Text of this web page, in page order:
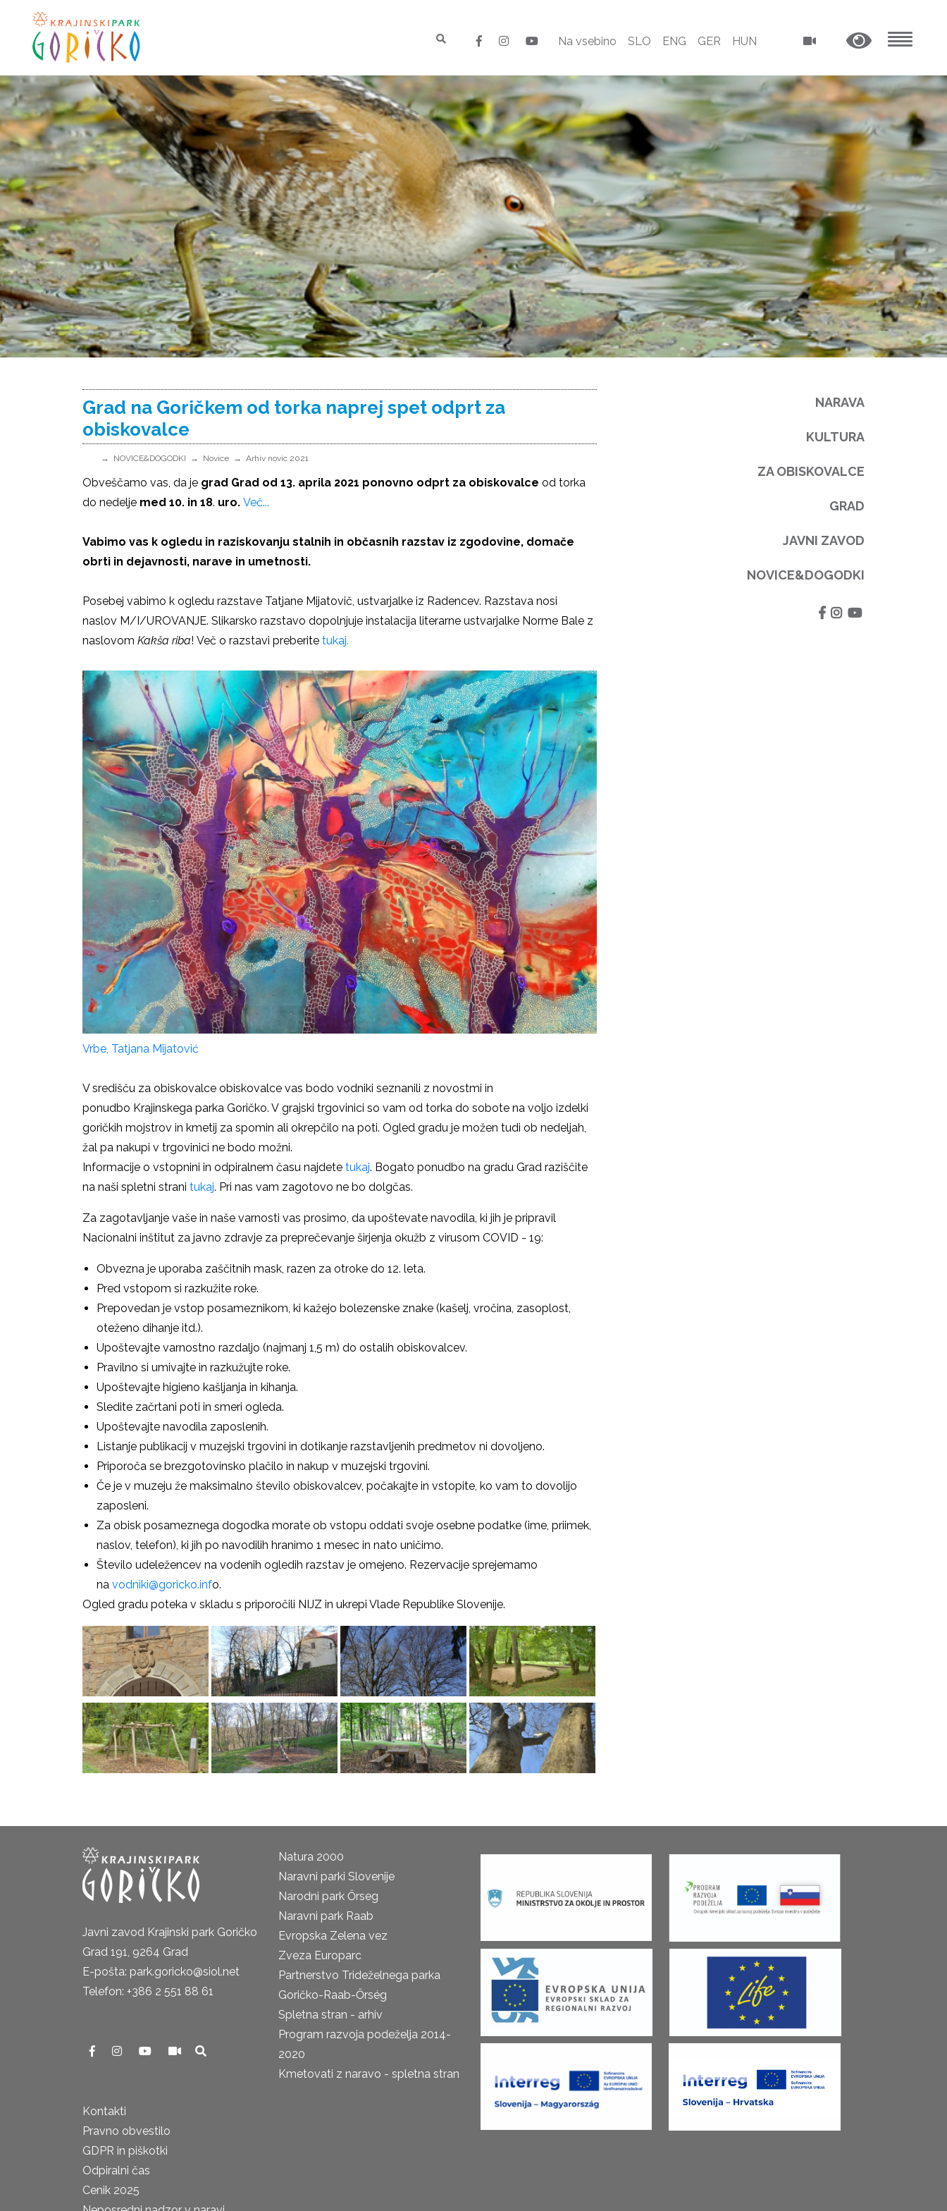
Na vsebino SLO ENG GER HUN
Grad na Goričkem od torka naprej spet odprt za
obiskovalce
NOVICE&DOGODKI Novice Arhiv novic 2021
Obveščamo vas, da je grad Grad od 13. aprila 2021 ponovno odprt za obiskovalce od torka
do nedelje med 10. in 18. uro. Več...
Vabimo vas k ogledu in raziskovanju stalnih in občasnih razstav iz zgodovine, domače
obrti in dejavnosti, narave in umetnosti.
Posebej vabimo k ogledu razstave Tatjane Mijatovič, ustvarjalke iz Radencev. Razstava nosi
naslov M/I/UROVANJE. Slikarsko razstavo dopolnjuje instalacija literarne ustvarjalke Norme Bale z
naslovom Kakša riba! Več o razstavi preberite tukaj.
Vrbe, Tatjana Mijatović
V središču za obiskovalce obiskovalce vas bodo vodniki seznanili z novostmi in
ponudbo Krajinskega parka Goričko. V grajski trgovinici so vam od torka do sobote na voljo izdelki
goričkih mojstrov in kmetij za spomin ali okrepčilo na poti. Ogled gradu je možen tudi ob nedeljah,
žal pa nakupi v trgovinici ne bodo možni.
Informacije o vstopnini in odpiralnem času najdete tukaj. Bogato ponudbo na gradu Grad raziščite
na naši spletni strani tukaj. Pri nas vam zagotovo ne bo dolgčas.
Za zagotavljanje vaše in naše varnosti vas prosimo, da upoštevate navodila, ki jih je pripravil
Nacionalni inštitut za javno zdravje za preprečevanje širjenja okužb z virusom COVID - 19:
Obvezna je uporaba zaščitnih mask, razen za otroke do 12. leta.
Pred vstopom si razkužite roke.
Prepovedan je vstop posameznikom, ki kažejo bolezenske znake (kašelj, vročina, zasoplost,
oteženo dihanje itd.).
Upoštevajte varnostno razdaljo (najmanj 1,5 m) do ostalih obiskovalcev.
Pravilno si umivajte in razkužujte roke.
Upoštevajte higieno kašljanja in kihanja.
Sledite začrtani poti in smeri ogleda.
Upoštevajte navodila zaposlenih.
Listanje publikacij v muzejski trgovini in dotikanje razstavljenih predmetov ni dovoljeno.
Priporoča se brezgotovinsko plačilo in nakup v muzejski trgovini.
Če je v muzeju že maksimalno število obiskovalcev, počakajte in vstopite, ko vam to dovolijo
zaposleni.
Za obisk posameznega dogodka morate ob vstopu oddati svoje osebne podatke (ime, priimek,
naslov, telefon), ki jih po navodilih hranimo 1 mesec in nato uničimo.
Število udeležencev na vodenih ogledih razstav je omejeno. Rezervacije sprejemamo
na vodniki@goricko.info.
Ogled gradu poteka v skladu s priporočili NIJZ in ukrepi Vlade Republike Slovenije.
NARAVA
KULTURA
ZA OBISKOVALCE
GRAD
JAVNI ZAVOD
NOVICE&DOGODKI
Javni zavod Krajinski park Goričko
Grad 191, 9264 Grad
E-pošta: park.goricko@siol.net
Telefon: +386 2 551 88 61
Kontakti
Pravno obvestilo
GDPR in piškotki
Odpiralni čas
Cenik 2025
Natura 2000
Naravni parki Slovenije
Narodni park Őrseg
Naravni park Raab
Evropska Zelena vez
Zveza Europarc
Partnerstvo Trideželnega parka
Goričko-Raab-Őrség
Spletna stran - arhiv
Program razvoja podeželja 2014-
2020
Kmetovati z naravo - spletna stran